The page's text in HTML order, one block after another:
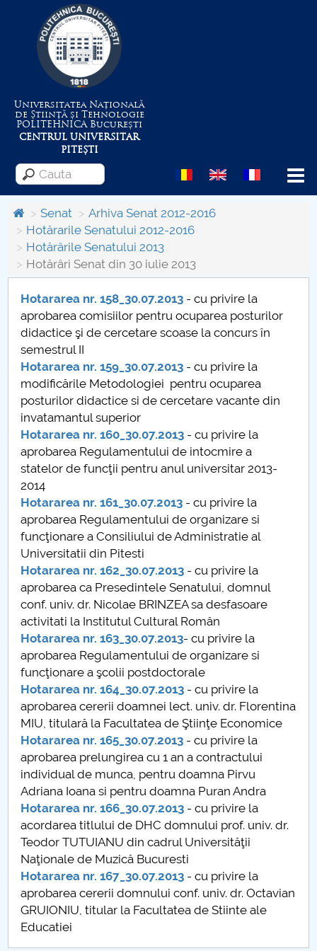
Universitatea Națională
de Știință și Tehnologie
POLITEHNICABucurești
CENTRUL UNIVERSITAR
PITEȘTI
Menu
Despre Universitate
Centrul de Management al Proiectelor
Consiliul de Administratie
Nr. de telefon si adrese Facultăți
Admitere
Români de pretutindeni - ADMITERE
Senat
Facultăți
Studenți
Ghiduri pentru STUDENȚI
Relații Publice
Relații Internaționale
PNRR
Proiect PRIM STUD
Proiect SU-ETIC
Protecția datelor personale
UNIVERSITATE pentru comunitate
IOSUD/CSUD-Doctorate
Comisie de etica unversitară
Evenimente CUP
Senat
Arhiva Senat 2012-2016
Hotărarile Senatului 2012-2016
Hotărârile Senatului 2013
Hotărâri Senat din 30 iulie 2013
Hotararea nr. 158_30.07.2013 - cu privire la
aprobarea comisiilor pentru ocuparea posturilor
didactice şi de cercetare scoase la concurs în
semestrul II
Hotararea nr. 159_30.07.2013 - cu privire la
modificările Metodologiei pentru ocuparea
posturilor didactice si de cercetare vacante din
invatamantul superior
Hotararea nr. 160_30.07.2013 - cu privire la
aprobarea Regulamentului de intocmire a
statelor de funcţii pentru anul universitar 2013-
2014
Hotararea nr. 161_30.07.2013 - cu privire la
aprobarea Regulamentului de organizare si
funcţionare a Consiliului de Administratie al
Universitatii din Pitesti
Hotararea nr. 162_30.07.2013 - cu privire la
aprobarea ca Presedintele Senatului, domnul
conf. univ. dr. Nicolae BRINZEA sa desfasoare
activitati la Institutul Cultural Român
Hotararea nr. 163_30.07.2013- cu privire la
aprobarea Regulamentului de organizare si
funcţionare a şcolii postdoctorale
Hotararea nr. 164_30.07.2013 - cu privire la
aprobarea cererii doamnei lect. univ. dr. Florentina
MIU, titulară la Facultatea de Ştiinţe Economice
Hotararea nr. 165_30.07.2013 - cu privire la
aprobarea prelungirea cu 1 an a contractului
individual de munca, pentru doamna Pirvu
Adriana Ioana si pentru doamna Puran Andra
Hotararea nr. 166_30.07.2013 - cu privire la
acordarea titlului de DHC domnului prof. univ. dr.
Teodor TUTUIANU din cadrul Universităţii
Naţionale de Muzică Bucuresti
Hotararea nr. 167_30.07.2013 - cu privire la
aprobarea cererii domnului conf. univ. dr. Octavian
GRUIONIU, titular la Facultatea de Stiinte ale
Educatiei